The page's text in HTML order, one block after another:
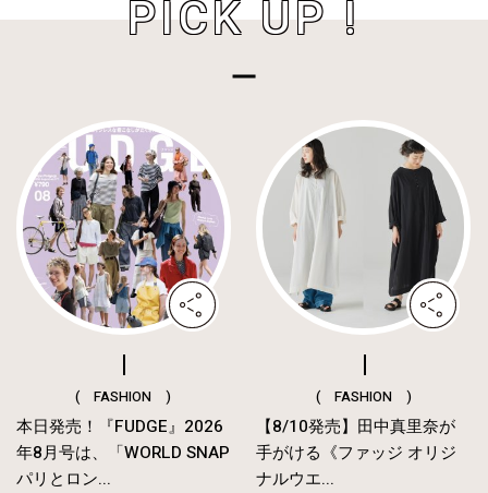
PICK UP !
( FASHION )
本日発売！『FUDGE』2026
年8月号は、「WORLD SNAP
パリとロン...
( FASHION )
【8/10発売】田中真里奈が
手がける《ファッジ オリジ
ナルウエ...